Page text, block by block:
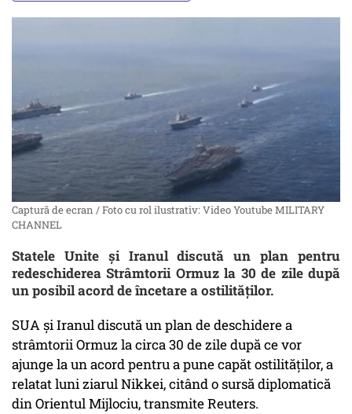
Captură de ecran / Foto cu rol ilustrativ: Video Youtube MILITARY
CHANNEL
Statele Unite şi Iranul discută un plan pentru
redeschiderea Strâmtorii Ormuz la 30 de zile după
un posibil acord de încetare a ostilităţilor.
SUA şi Iranul discută un plan de deschidere a
strâmtorii Ormuz la circa 30 de zile după ce vor
ajunge la un acord pentru a pune capăt ostilităţilor, a
relatat luni ziarul Nikkei, citând o sursă diplomatică
din Orientul Mijlociu, transmite Reuters.